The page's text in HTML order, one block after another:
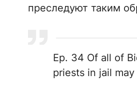
преследуют таким
Ep. 34 Of all of
priests in jail